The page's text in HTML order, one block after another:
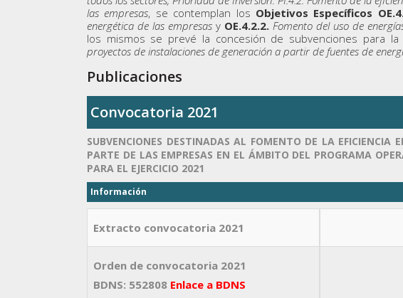
las empresas, se contemplan los Objetivos Específicos
energética de las empresasy OE.4.2.2. Fomento del uso de
los mismos se prevé la concesión de subvenciones para
proyectos de instalaciones de generación a partir de fuentes de
Publicaciones
Convocatoria 2021
SUBVENCIONES DESTINADAS AL FOMENTO DE LA EFICIENCIA
PARTE DE LAS EMPRESAS EN EL ÁMBITO DEL PROGRAMA
PARA EL EJERCICIO 2021
Información
Extracto convocatoria 2021
Orden de convocatoria 2021
BDNS: 552808 Enlace a BDNS